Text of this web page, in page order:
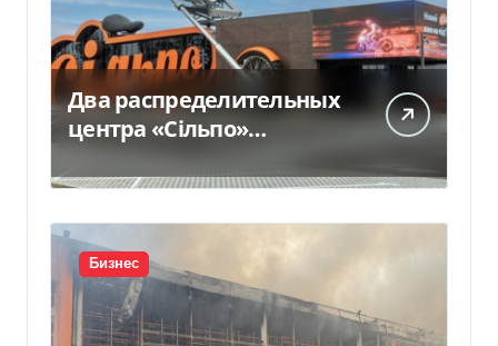
Два распределительных
центра «Сільпо»
пострадали от
российской атаки —
Delo.ua
Бизнес